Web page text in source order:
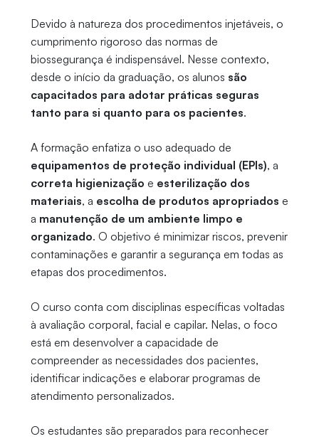
Devido à natureza dos procedimentos injetáveis, o
cumprimento rigoroso das normas de
biossegurança é indispensável. Nesse contexto,
desde o início da graduação, os alunos são
capacitados para adotar práticas seguras
tanto para si quanto para os pacientes.
A formação enfatiza o uso adequado de
equipamentos de proteção individual (EPIs), a
correta higienização e esterilização dos
materiais, a escolha de produtos apropriados e
a manutenção de um ambiente limpo e
organizado. O objetivo é minimizar riscos, prevenir
contaminações e garantir a segurança em todas as
etapas dos procedimentos.
O curso conta com disciplinas específicas voltadas
à avaliação corporal, facial e capilar. Nelas, o foco
está em desenvolver a capacidade de
compreender as necessidades dos pacientes,
identificar indicações e elaborar programas de
atendimento personalizados.
Os estudantes são preparados para reconhecer